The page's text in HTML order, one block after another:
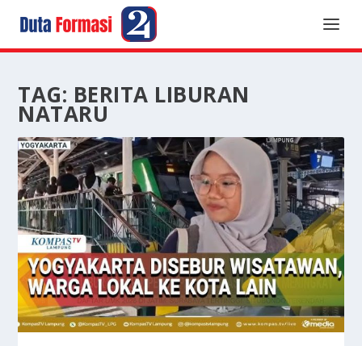
TAG: BERITA LIBURAN
NATARU